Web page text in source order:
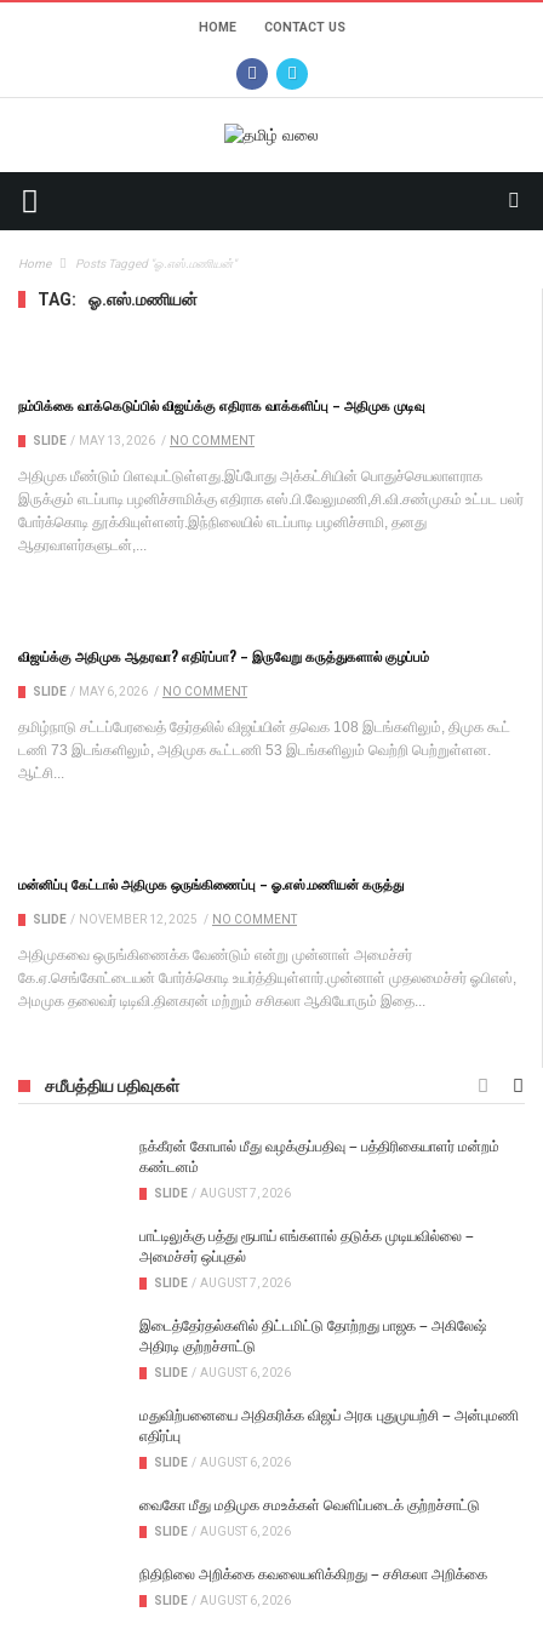
HOME CONTACT US
Home Posts Tagged "ஓ.எஸ்.மணியன்"
TAG: ஓ.எஸ்.மணியன்
நம்பிக்கை வாக்கெடுப்பில் விஜய்க்கு எதிராக வாக்களிப்பு – அதிமுக முடிவு
SLIDE / MAY 13, 2026 / NO COMMENT
அதி​முக மீண்டும் பிளவுபட்டுள்ளது.இப்போது அக்கட்சியின் பொதுச்​செய​லா​ளராக
இருக்கும் எடப்பாடி பழனிச்​சாமிக்கு எதிராக எஸ்.பி.வேலுமணி,சி.வி.சண்முகம் உட்பட பலர்
போர்க்கொடி தூக்கியுள்ளனர்.இந்நிலையில் எடப்பாடி பழனிச்சாமி, தனது
ஆதரவாளர்களுடன்,...
விஜய்க்கு அதிமுக ஆதரவா? எதிர்ப்பா? – இருவேறு கருத்துகளால் குழப்பம்
SLIDE / MAY 6, 2026 / NO COMMENT
தமிழ்நாடு சட்​டப்​பேர​வைத் தேர்​தலில் விஜய்​யின் தவெக 108 இடங்​களி​லும், திமுக கூட்​
டணி 73 இடங்​களி​லும், அதி​முக கூட்​டணி 53 இடங்​களி​லும் வெற்றி பெற்​றுள்​ளன.
ஆட்சி...
மன்னிப்பு கேட்டால் அதிமுக ஒருங்கிணைப்பு – ஓ.எஸ்.மணியன் கருத்து
SLIDE / NOVEMBER 12, 2025 / NO COMMENT
அதிமுகவை ஒருங்கிணைக்க வேண்டும் என்று முன்னாள் அமைச்சர்
கே.ஏ.செங்கோட்டையன் போர்க்கொடி உயர்த்தியுள்ளார்.முன்னாள் முதலமைச்சர் ஓபிஎஸ்,
அமமுக தலைவர் டிடிவி.தினகரன் மற்றும் சசிகலா ஆகியோரும் இதை...
சமீபத்திய பதிவுகள்
நக்கீரன் கோபால் மீது வழக்குப்பதிவு – பத்திரிகையாளர் மன்றம்
கண்டனம்
SLIDE / AUGUST 7, 2026
பாட்டிலுக்கு பத்து ரூபாய் எங்களால் தடுக்க முடியவில்லை –
அமைச்சர் ஒப்புதல்
SLIDE / AUGUST 7, 2026
இடைத்தேர்தல்களில் திட்டமிட்டு தோற்றது பாஜக – அகிலேஷ்
அதிரடி குற்றச்சாட்டு
SLIDE / AUGUST 6, 2026
மதுவிற்பனையை அதிகரிக்க விஜய் அரசு புதுமுயற்சி – அன்புமணி
எதிர்ப்பு
SLIDE / AUGUST 6, 2026
வைகோ மீது மதிமுக சமஉக்கள் வெளிப்படைக் குற்றச்சாட்டு
SLIDE / AUGUST 6, 2026
நிதிநிலை அறிக்கை கவலையளிக்கிறது – சசிகலா அறிக்கை
SLIDE / AUGUST 6, 2026